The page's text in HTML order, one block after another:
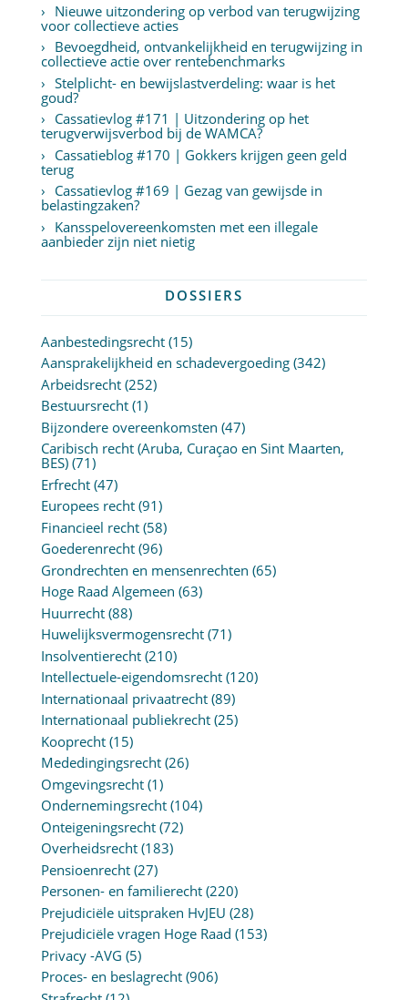
Nieuwe uitzondering op verbod van terugwijzing
voor collectieve acties
Bevoegdheid, ontvankelijkheid en terugwijzing in
collectieve actie over rentebenchmarks
Stelplicht- en bewijslastverdeling: waar is het
goud?
Cassatievlog #171 | Uitzondering op het
terugverwijsverbod bij de WAMCA?
Cassatieblog #170 | Gokkers krijgen geen geld
terug
Cassatievlog #169 | Gezag van gewijsde in
belastingzaken?
Kansspelovereenkomsten met een illegale
aanbieder zijn niet nietig
DOSSIERS
Aanbestedingsrecht(15)
Aansprakelijkheid en schadevergoeding(342)
Arbeidsrecht(252)
Bestuursrecht(1)
Bijzondere overeenkomsten (47)
Caribisch recht (Aruba, Curaçao en Sint Maarten,
BES)(71)
Erfrecht(47)
Europees recht(91)
Financieel recht(58)
Goederenrecht(96)
Grondrechten en mensenrechten (65)
Hoge Raad Algemeen (63)
Huurrecht(88)
Huwelijksvermogensrecht(71)
Insolventierecht(210)
Intellectuele-eigendomsrecht(120)
Internationaal privaatrecht(89)
Internationaal publiekrecht(25)
Kooprecht(15)
Mededingingsrecht(26)
Omgevingsrecht(1)
Ondernemingsrecht(104)
Onteigeningsrecht(72)
Overheidsrecht(183)
Pensioenrecht(27)
Personen- en familierecht(220)
Prejudiciële uitspraken HvJEU (28)
Prejudiciële vragen Hoge Raad (153)
Privacy -AVG (5)
Proces- en beslagrecht(906)